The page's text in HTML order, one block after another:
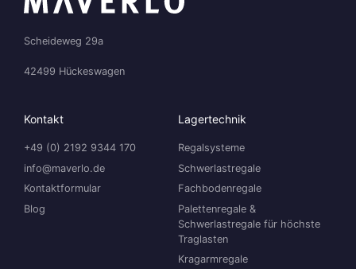
Scheideweg 29a
42499 Hückeswagen
Kontakt
+49 (0) 2192 9344 170
info@maverlo.de
Kontaktformular
Blog
Lagertechnik
Regalsysteme
Schwerlastregale
Fachbodenregale
Palettenregale &
Schwerlastregale für höchste
Traglasten
Kragarmregale